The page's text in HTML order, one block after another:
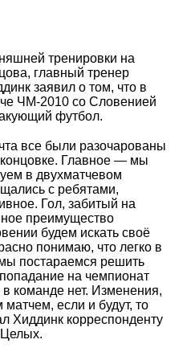
тренировки на
главный тренер
заявил о том, что в
ЧМ-2010 со Словенией
футбол.
все были разочарованы
Главное — мы
в двухматчевом
с ребятами,
Гол, забитый на
преимущество
будем искать своё
понимаю, что легко в
постараемся решить
на чемпионат
команде нет. Изменения,
если и будут, то
Хиддинк корреспонденту